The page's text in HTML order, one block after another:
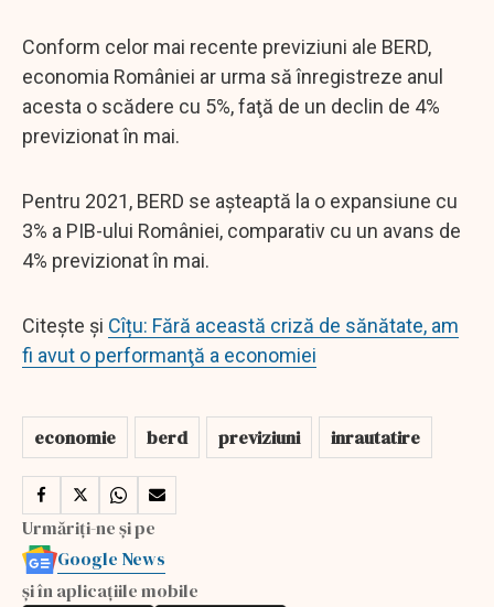
Conform celor mai recente previziuni ale BERD,
economia României ar urma să înregistreze anul
acesta o scădere cu 5%, faţă de un declin de 4%
previzionat în mai.
Pentru 2021, BERD se aşteaptă la o expansiune cu
3% a PIB-ului României, comparativ cu un avans de
4% previzionat în mai.
Citește și Cîțu: Fără această criză de sănătate, am
fi avut o performanţă a economiei
economie berd previziuni inrautatire
Urmăriți-ne și pe
Google News
și în aplicațiile mobile